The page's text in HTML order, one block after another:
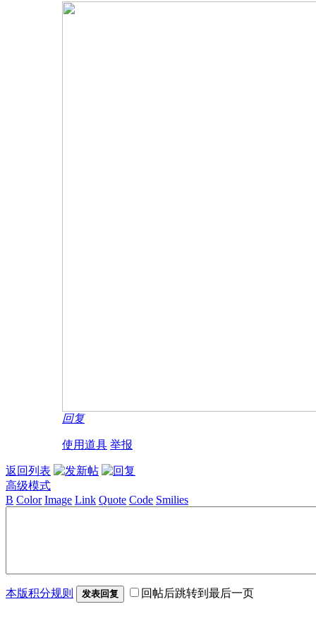
回复
使用道具 举报
返回列表
高级模式
B Color Image Link Quote Code Smilies
本版积分规则 发表回复 回帖后跳转到最后一页